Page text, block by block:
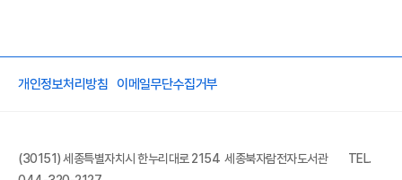
개인정보처리방침 이메일무단수집거부
(30151) 세종특별자치시 한누리대로 2154 세종북자람전자도서관
TEL.